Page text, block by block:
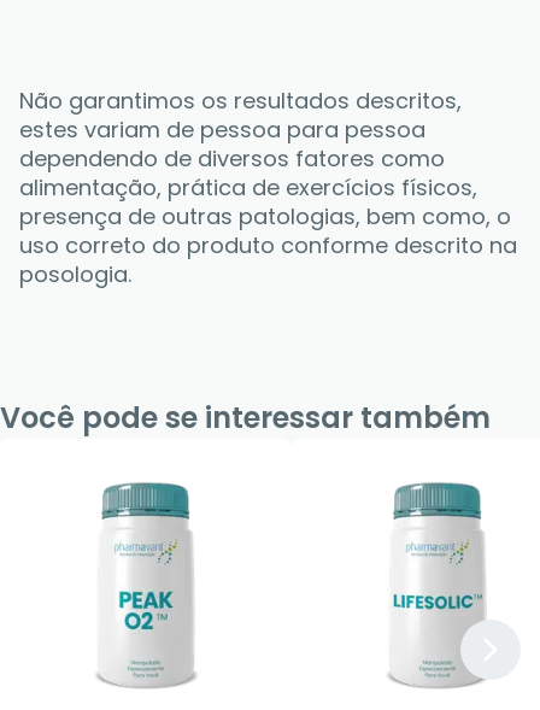
Não garantimos os resultados descritos,
estes variam de pessoa para pessoa
dependendo de diversos fatores como
alimentação, prática de exercícios físicos,
presença de outras patologias, bem como, o
uso correto do produto conforme descrito na
posologia.
Você pode se interessar também